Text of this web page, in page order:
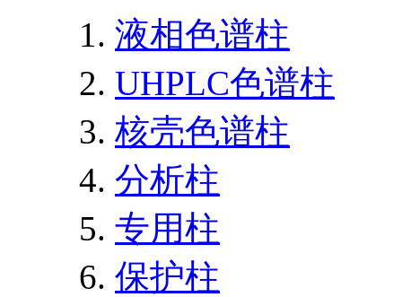
液相色谱柱
UHPLC色谱柱
核壳色谱柱
分析柱
专用柱
保护柱